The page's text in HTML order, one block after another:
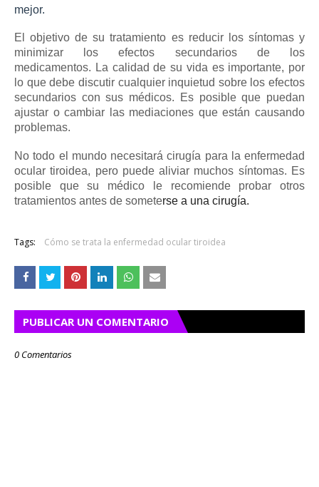
mejor.
El objetivo de su tratamiento es reducir los síntomas y
minimizar los efectos secundarios de los
medicamentos. La calidad de su vida es importante, por
lo que debe discutir cualquier inquietud sobre los efectos
secundarios con sus médicos.
Es posible que puedan
ajustar o cambiar las mediaciones que están causando
problemas.
No todo el mundo necesitará cirugía para la enfermedad
ocular tiroidea, pero puede aliviar muchos síntomas. Es
posible que su médico le recomiende probar otros
tratamientos antes de someterse a una cirugía.
Tags: Cómo se trata la enfermedad ocular tiroidea
PUBLICAR UN COMENTARIO
0 Comentarios